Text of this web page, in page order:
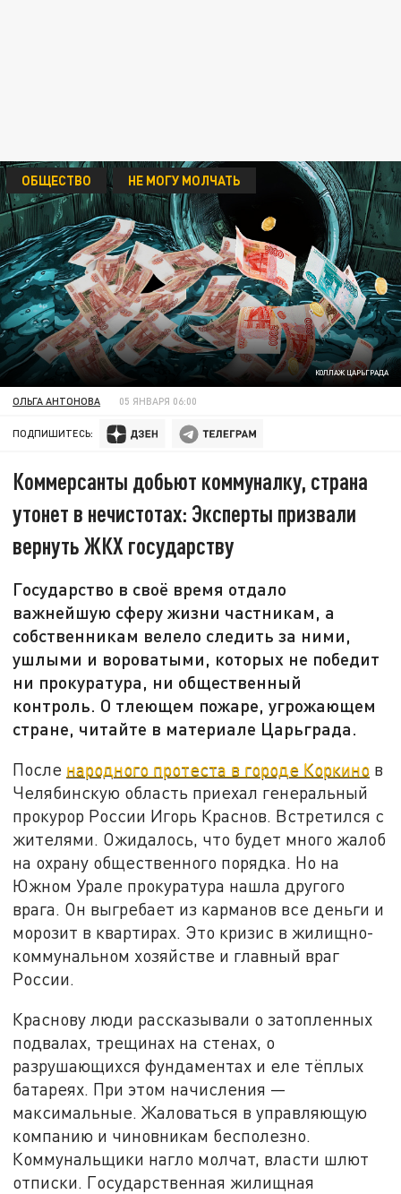
КОЛЛАЖ ЦАРЬГРАДА
ОБЩЕСТВО НЕ МОГУ МОЛЧАТЬ
ОЛЬГА АНТОНОВА 05 ЯНВАРЯ 06:00
ПОДПИШИТЕСЬ:
Коммерсанты добьют коммуналку, страна
утонет в нечистотах: Эксперты призвали
вернуть ЖКХ государству
Государство в своё время отдало
важнейшую сферу жизни частникам, а
собственникам велело следить за ними,
ушлыми и вороватыми, которых не победит
ни прокуратура, ни общественный
контроль. О тлеющем пожаре, угрожающем
стране, читайте в материале Царьграда.
После народного протеста в городе Коркино в
Челябинскую область приехал генеральный
прокурор России Игорь Краснов. Встретился с
жителями. Ожидалось, что будет много жалоб
на охрану общественного порядка. Но на
Южном Урале прокуратура нашла другого
врага. Он выгребает из карманов все деньги и
морозит в квартирах. Это кризис в жилищно-
коммунальном хозяйстве и главный враг
России.
Краснову люди рассказывали о затопленных
подвалах, трещинах на стенах, о
разрушающихся фундаментах и еле тёплых
батареях. При этом начисления —
максимальные. Жаловаться в управляющую
компанию и чиновникам бесполезно.
Коммунальщики нагло молчат, власти шлют
отписки. Государственная жилищная